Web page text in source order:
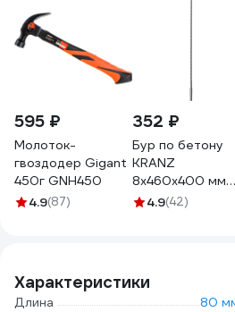
595 ₽
Молоток-
гвоздодер Gigant
450г GNH450
4.9(87)
352 ₽
Бур по бетону
KRANZ
8x460x400 мм
хвостовик SDS-
4.9(42)
Характеристики
Длина
80